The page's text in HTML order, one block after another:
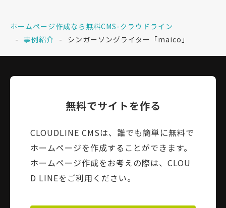
ホームページ作成なら無料CMS-クラウドライン
事例紹介
シンガーソングライター「maico」
無料でサイトを作る
CLOUDLINE CMSは、誰でも簡単に無料で
ホームページを作成することができます。
ホームページ作成をお考えの際は、CLOU
D LINEをご利用ください。